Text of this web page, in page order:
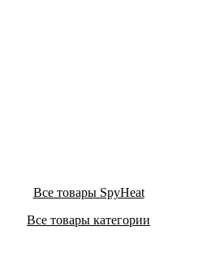
Все товары SpyHeat
Все товары категории